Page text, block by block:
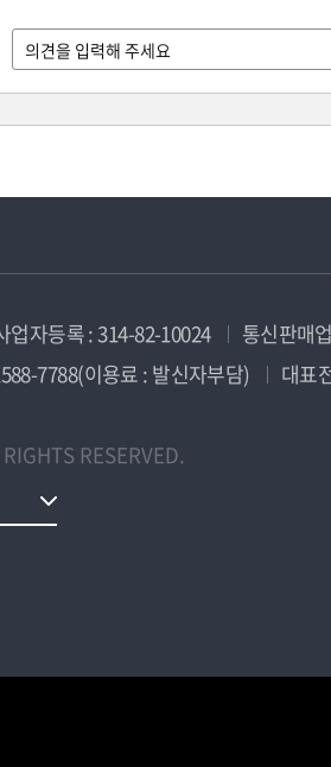
업자등록 : 314-82-10024
통신판매
7788(이용료 : 발신자부담)
대표
RESERVED.